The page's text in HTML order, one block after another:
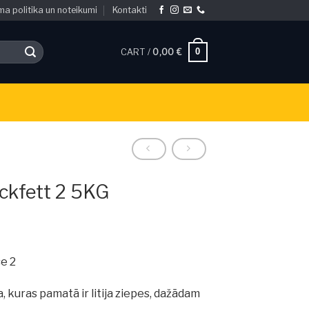
politika un noteikumi Kontakti
CART / 0,00€ 0
2 5KG
2
kuras pamatā ir litija ziepes, dažādam